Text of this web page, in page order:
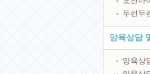
두런두
양육상담
양육상